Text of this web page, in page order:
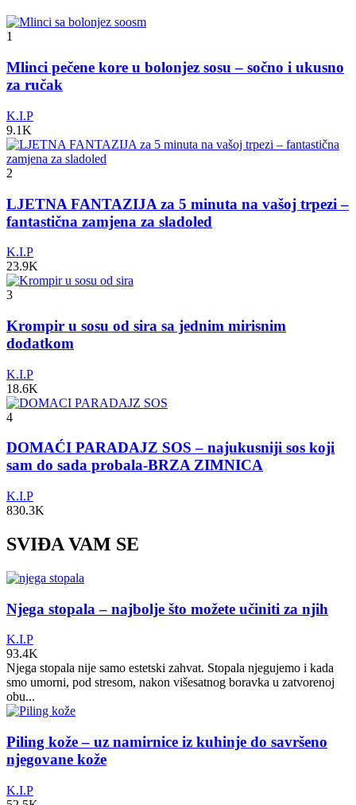
1
Mlinci pečene kore u bolonjez sosu – sočno i ukusno
za ručak
K.I.P
9.1K
2
LJETNA FANTAZIJA za 5 minuta na vašoj trpezi –
fantastična zamjena za sladoled
K.I.P
23.9K
3
Krompir u sosu od sira sa jednim mirisnim
dodatkom
K.I.P
18.6K
4
DOMAĆI PARADAJZ SOS – najukusniji sos koji
sam do sada probala-BRZA ZIMNICA
K.I.P
830.3K
SVIĐA VAM SE
Njega stopala – najbolje što možete učiniti za njih
K.I.P
93.4K
Njega stopala nije samo estetski zahvat. Stopala njegujemo i kada
smo umorni, pod stresom, nakon višesatnog boravka u zatvorenoj
obu...
Piling kože – uz namirnice iz kuhinje do savršeno
njegovane kože
K.I.P